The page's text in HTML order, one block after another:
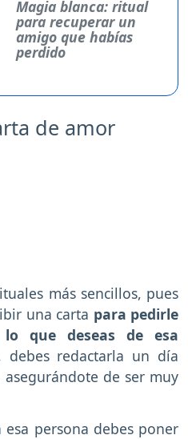
Magia blanca: ritual
para recuperar un
amigo que habías
perdido
de amor
más sencillos, pues
una carta para pedirle
que deseas de esa
debes redactarla un día
de ser muy
esa persona debes poner